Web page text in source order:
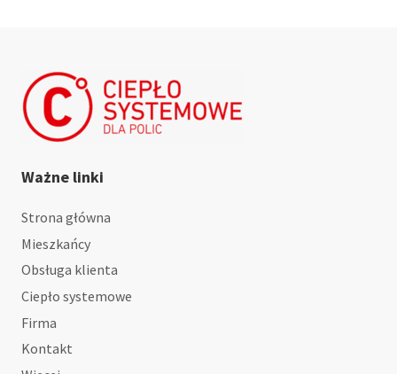
Ważne linki
Strona główna
Mieszkańcy
Obsługa klienta
Ciepło systemowe
Firma
Kontakt